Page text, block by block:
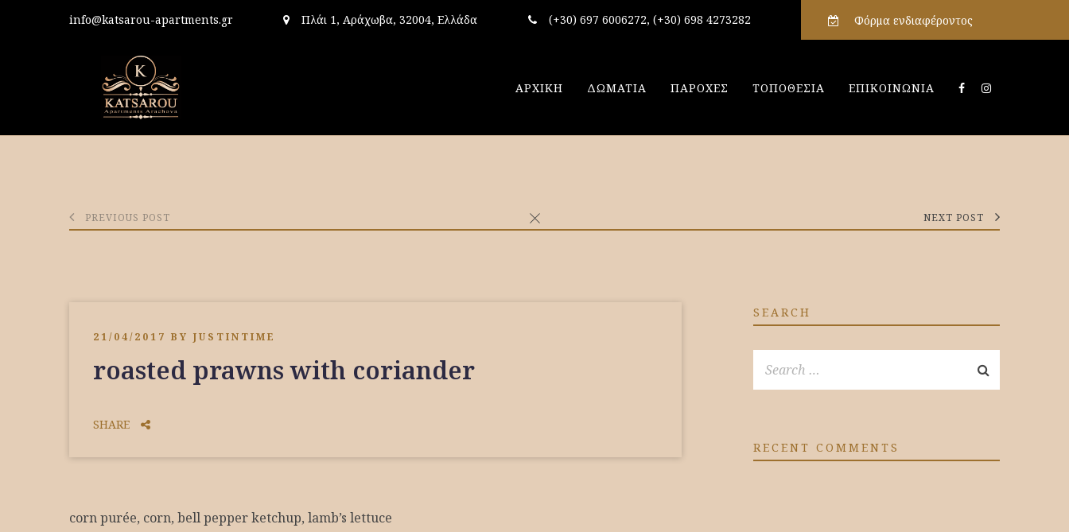
info@katsarou-apartments.gr Πλάι 1, Αράχωβα, 32004, Ελλάδα (+30) 697 6006272, (+30) 698 4273282 Φόρμα ενδιαφέροντος
ΑΡΧΙΚΗ ΔΩΜΑΤΙΑ ΠΑΡΟΧΕΣ ΤΟΠΟΘΕΣΙΑ ΕΠΙΚΟΙΝΩΝΙΑ
PREVIOUS POST NEXT POST
21/04/2017 BY JUSTINTIME
roasted prawns with coriander
SHARE
corn purée, corn, bell pepper ketchup, lamb’s lettuce
SEARCH
RECENT COMMENTS